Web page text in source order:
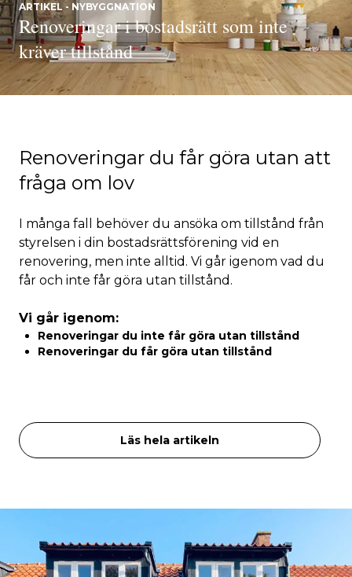
Renoveringar du får göra utan att
fråga om lov
I många fall behöver du ansöka om tillstånd från
styrelsen i din bostadsrättsförening vid en
renovering, men inte alltid. Vi går igenom vad du
får och inte får göra utan tillstånd.
Vi går igenom:
Renoveringar du inte får göra utan tillstånd
Renoveringar du får göra utan tillstånd
Läs hela artikeln
ARTIKEL - NYBYGGNATION
Renoveringar i bostadsrätt som inte
kräver tillstånd